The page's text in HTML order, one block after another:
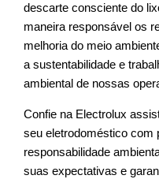
descarte consciente do
maneira responsável os
melhoria do meio
a sustentabilidade e
ambiental de nossas
Confie na Electrolux
seu eletrodoméstico com
responsabilidade
suas expectativas e